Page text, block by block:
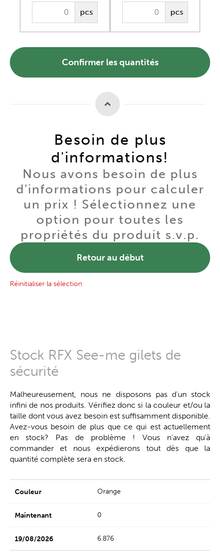
pcs pcs
Confirmer les quantités
Besoin de plus
d'informations!
Nous avons besoin de plus
d'informations pour calculer
un prix ! Sélectionnez une
option pour toutes les
propriétés du produit s.v.p.
Retour au début
Réinitialiser la sélection
Stock RFX See-me gilets de
sécurité
Malheureusement, nous ne disposons pas d'un stock
infini de nos produits. Vérifiez donc si la couleur et/ou la
taille dont vous avez besoin est suffisamment disponible.
Avez-vous besoin de plus que ce qui est actuellement
en stock? Pas de problème ! Vous n'avez qu'à
commander et nous expédierons tout dès que la
quantité complète sera en stock.
Orange
0
6.876